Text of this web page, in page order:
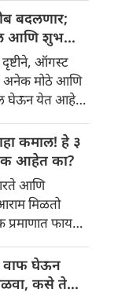
ही एक सामान्य
कधी विचार
काय रहस्य
अर्थ काय
नाही, तर
पौराणिक
अर्थ आणि काही
आहेत. चला, या
अर्थ
घेऊया.
बदलणार;
आणि शुभ
दृष्टीने, ऑगस्ट
अनेक मोठे आणि
घेऊन येत आहे.
जीवनात
घडवून आणणार
रोजी एक
फलदायी
होत आहे.
शुभ योग,
या गोचरमुळे
आहे अशा
आपण जाणून
कमाल! हे ३
आहेत का?
आणि
मिळतो
फायबर
अपचनाचा
अंजीर
वाफ घेऊन
कसे ते